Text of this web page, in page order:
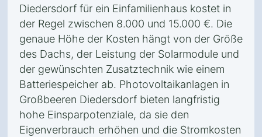
Diedersdorf für ein Einfamilienhaus kostet in
der Regel zwischen 8.000 und 15.000 €. Die
genaue Höhe der Kosten hängt von der Größe
des Dachs, der Leistung der Solarmodule und
der gewünschten Zusatztechnik wie einem
Batteriespeicher ab. Photovoltaikanlagen in
Großbeeren Diedersdorf bieten langfristig
hohe Einsparpotenziale, da sie den
Eigenverbrauch erhöhen und die Stromkosten